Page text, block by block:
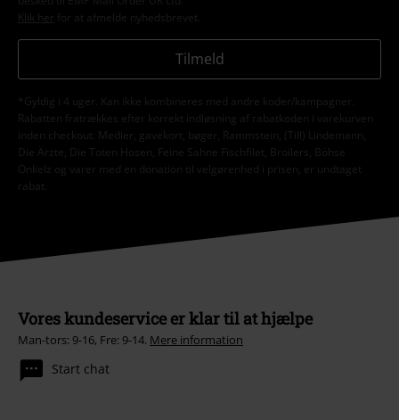
Klik her
for at afmelde nyhedsbrevet.
Tilmeld
*Gyldig i 4 uger. Kan ikke kombineres med andre koder/kampagner.
Rabatten fratrækkes efter korrekt indløsning af rabatkoden i varekurven
inden checkout. Medier, gavekort, bøger, Rammstein, (Till) Lindemann,
Die Ärzte, Die Toten Hosen, Feine Sahne Fischfilet, Broilers, Böhse
Onkelz og varer med en donation til velgørenhed i prisen, er undtaget
rabat.
Vores kundeservice er klar til at hjælpe
Man-tors: 9-16, Fre: 9-14. Mere information
Start chat